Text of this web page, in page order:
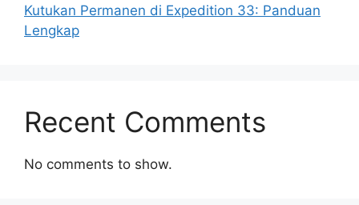
Kutukan Permanen di Expedition 33: Panduan
Lengkap
Recent Comments
No comments to show.